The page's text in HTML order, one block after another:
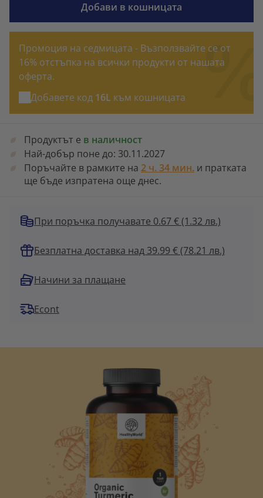
Добави в кошницата
Промоция на седмицата - Възползвайте се от
16% отстъпка на всички продукти от нашата
оферта.
Добавете код 16L към кошницата
Продуктът е в наличност
Най-добър поне до: 30.11.2027
Поръчайте в рамките на 2 ч. 34 мин. и пратката
ще бъде изпратена още днес.
При поръчка получавате 0.67 €(1.32 лв.)
Безплатна доставка над 39.99 € (78.21 лв.)
Начини за плащане
Econt